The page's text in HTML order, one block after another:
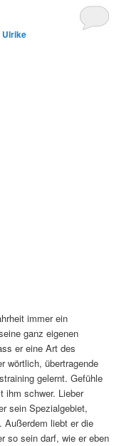
Ulrike
immer ein
ganz eigenen
er eine Art des
wörtlich, übertragende
gelernt. Gefühle
ihm schwer. Lieber
sein Spezialgebiet,
Außerdem liebt er die
so sein darf, wie er eben